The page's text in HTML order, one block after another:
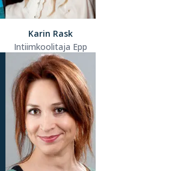
Karin Rask
Intiimkoolitaja Epp